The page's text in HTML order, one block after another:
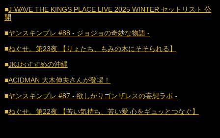
■2020年11月 (17)
■J-WAVE THE KINGS PLACE LIVE 2025 WINTER セットリスト 公
開
■ヤンスキンプレ #88 - ジョジョの奇妙な物語 -
■ねぐせ。第23夜 【りょたち、もみの木にそそられる】
■JKJおすすめの沖縄
■ACIDMAN 大木伸夫さんが登場！
■ヤンスキンプレ #87 - 欲しがりゴンザレスの妄想ラボ -
■ねぐせ。第22夜 【苦い気持ち、苦い愛 心をギュッとつなぐ】